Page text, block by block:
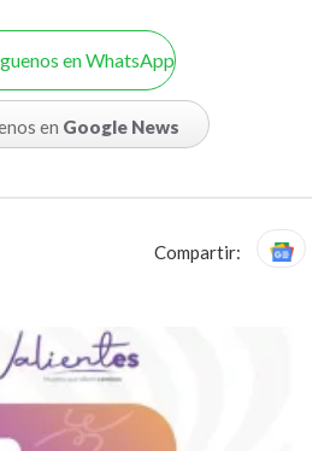
en WhatsApp
en Google News
Compartir: